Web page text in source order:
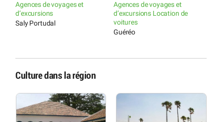
Agences de voyages et
d’excursions
Saly Portudal
Agences de voyages et
d’excursions Location de
voitures
Guéréo
Culture dans la région